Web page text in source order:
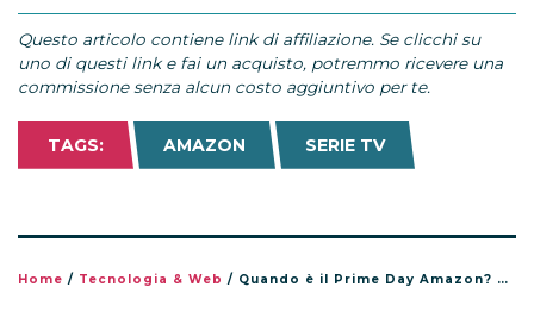
Questo articolo contiene link di affiliazione. Se clicchi su
uno di questi link e fai un acquisto, potremmo ricevere una
commissione senza alcun costo aggiuntivo per te.
TAGS: AMAZON SERIE TV
Home / Tecnologia & Web / Quando è il Prime Day Amazon? Date, come funziona e come prepararsi alle offerte